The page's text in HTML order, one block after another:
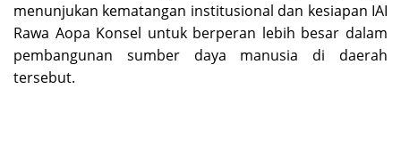
menunjukan kematangan institusional dan kesiapan IAI
Rawa Aopa Konsel untuk berperan lebih besar dalam
pembangunan sumber daya manusia di daerah
tersebut.